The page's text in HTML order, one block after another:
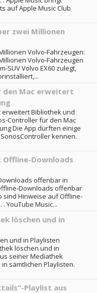
auf Apple Music Club
zwei Millionen
Volvo-Fahrzeugen:
Volvo-Fahrzeugen
SUV Volvo EX60 zulegt,
den Mac erweitert
erweitert Bibliothek und
Controller für den Mac
Die App dürften einige
kennen.
Offline-Downloads
offenbar in
Downloads offenbar
sind Hinweise auf Offline-
YouTube Music...
löschen und in
und in Playlisten
löschen und in
seiner Mediathek
sämtlichen Playlisten.
Playlist aus